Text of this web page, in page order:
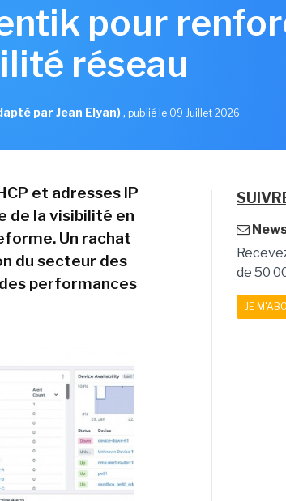
pour
réseau
par Jean Elyan), publié le 09 Juillet 2026
et adresses IP
de la visibilité en
Un rachat
du secteur des
performances
de 50
JE